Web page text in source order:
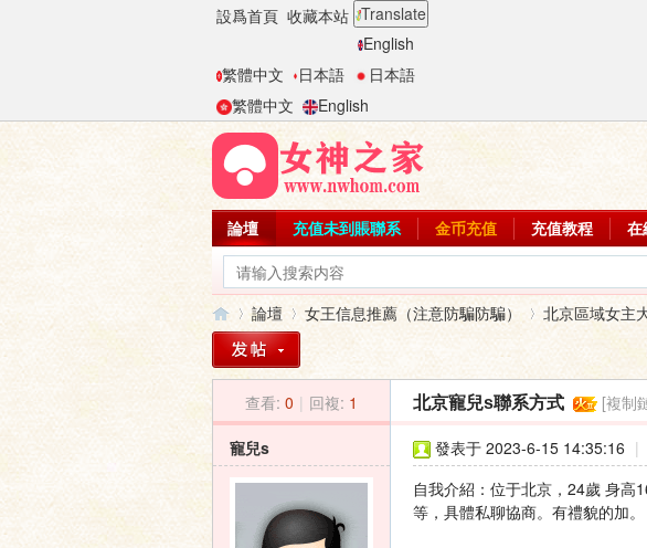
設爲首頁 收藏本站 Translate
English
繁體中文
日本語
日本語
繁體中文
English
論壇 充值未到賬聯系 金币充值 充值教程 在
論壇
›
女王信息推薦（注意防騙防騙）
›
北京區域女主
查看: 0 | 回複: 1 北京寵兒s聯系方式 [複制
寵兒s 發表于 2023-6-15 14:35:16 |
自我介紹：位于北京，24歲 身高
等，具體私聊協商。有禮貌的加。